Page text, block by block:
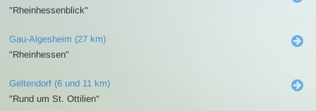
"Rheinhessenblick"
Gau-Algesheim (27 km)
"Rheinhessen"
Geltendorf (6 und 11 km)
"Rund um St. Ottilien"